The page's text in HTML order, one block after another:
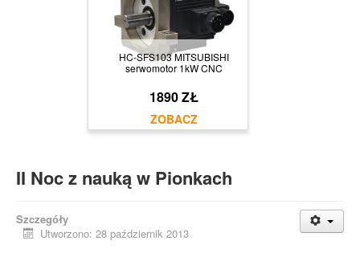
HC-SFS103 MITSUBISHI
serwomotor 1kW CNC
1890 ZŁ
II Noc z nauką w Pionkach
Szczegóły
Utworzono: 28 październik 2013